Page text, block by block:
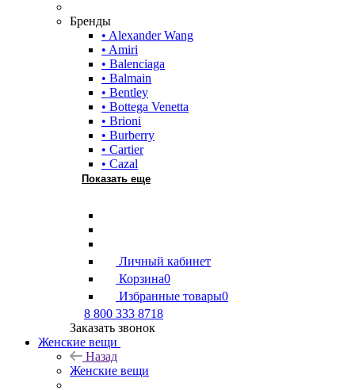
Бренды
• Alexander Wang
• Amiri
• Balenciaga
• Balmain
• Bentley
• Bottega Venetta
• Brioni
• Burberry
• Cartier
• Cazal
Показать еще
Личный кабинет
Корзина0
Избранные товары0
8 800 333 8718
Заказать звонок
Женские вещи
Назад
Женские вещи